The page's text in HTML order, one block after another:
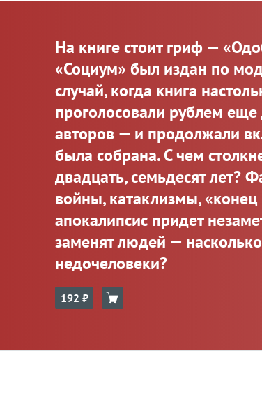
На книге стоит гриф —
«Социум» был издан по
случай, когда книга
проголосовали рублем еще
авторов — и продолжали
была собрана. С чем
двадцать, семьдесят лет?
войны, катаклизмы, «конец
апокалипсис придет
заменят людей —
недочеловеки?
192